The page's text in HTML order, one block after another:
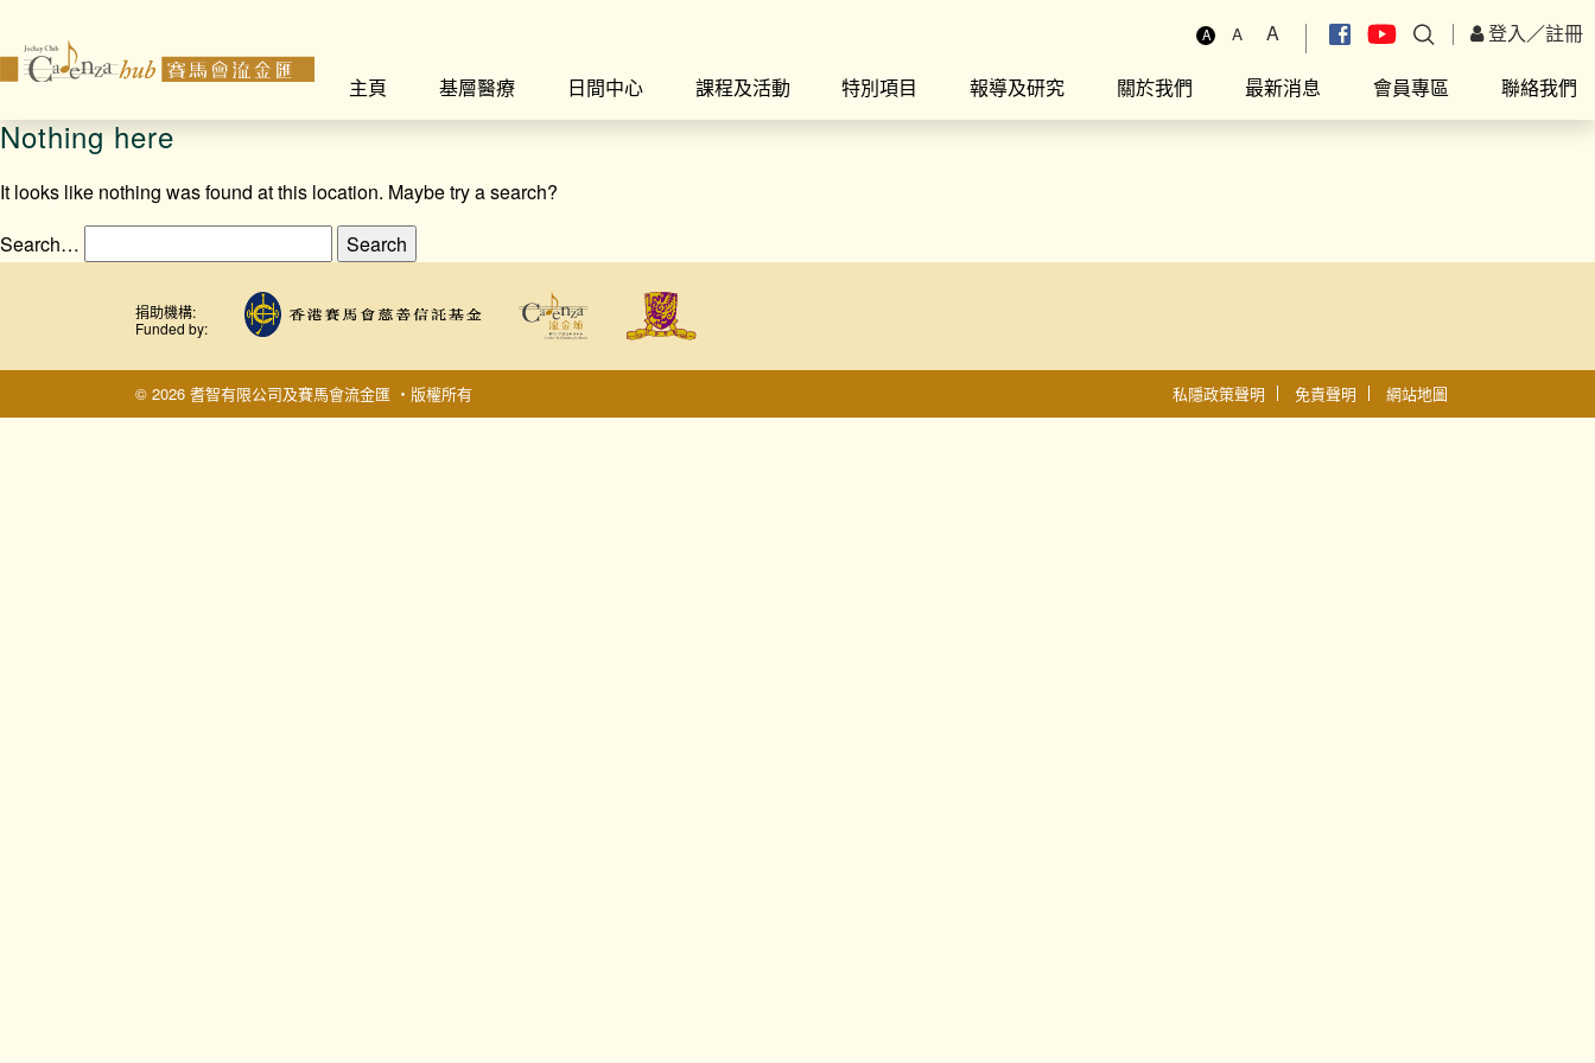
A A A 登入／註冊
主頁
基層醫療 日間中心 課程及活動 特別項目 報導及研究 關於我們 最新消息 會員專區 聯絡我們
Nothing here
It looks like nothing was found at this location. Maybe try a search?
Search…
捐助機構:
Funded by:
© 2026 耆智有限公司及賽馬會流金匯 ‧版權所有 私隱政策聲明 免責聲明 網站地圖